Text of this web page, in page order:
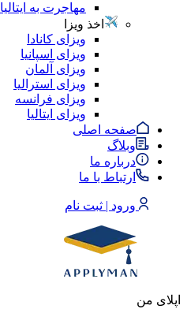
مهاجرت به ایتالیا
اخذ ویزا
ویزای کانادا
ویزای اسپانیا
ویزای آلمان
ویزای استرالیا
ویزای فرانسه
ویزای ایتالیا
صفحه اصلی
وبلاگ
درباره ما
ارتباط با ما
ورود | ثبت نام
اپلای من